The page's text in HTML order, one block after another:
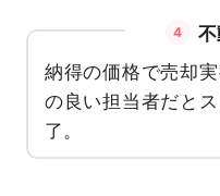
4
納得の価格で売却
の良い担当者だと
了。